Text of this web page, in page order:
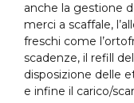
anche la gestione
merci a scaffale,
freschi come
scadenze, il refill
disposizione delle
e infine il carico/